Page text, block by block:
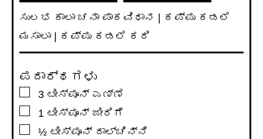
ಸುಲಭ ಕಾಲಾ ಚನಾ ಪಾಕವಿಧಾನ | ಕಪ್ಪು ಕಡಲೆ
ಮಸಾಲಾ | ಕಪ್ಪು ಕಡಲೆ ಕರಿ
ಪದಾರ್ಥಗಳು
▢3 ಟೀಸ್ಪೂನ್ ಎಣ್ಣೆ
▢1 ಟೀಸ್ಪೂನ್ ಜೀರಿಗೆ
▢½ ಟೀಸ್ಪೂನ್ ದಾಲ್ಚಿನ್ನಿ